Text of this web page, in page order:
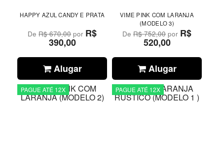
HAPPY AZUL CANDY E PRATA
DeR$ 670,00por R$
390,00
Alugar
VIME PINK COM LARANJA
(MODELO 3)
DeR$ 752,00 por R$
520,00
Alugar
PAGUE ATÉ 12X PAGUE ATÉ 12X